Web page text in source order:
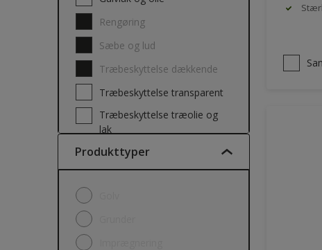
Rengøring
Sæbe og lud
Træbeskyttelse dækkende
Træbeskyttelse transparent
Træbeskyttelse træolie og
lak
Produkttyper